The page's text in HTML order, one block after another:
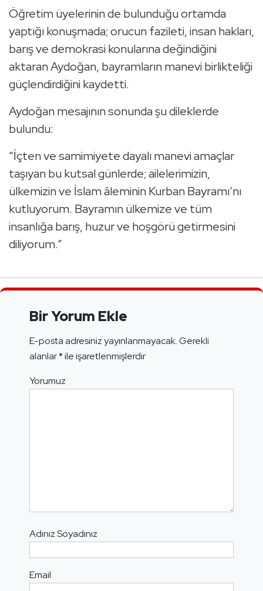
Öğretim üyelerinin de bulunduğu ortamda
yaptığı konuşmada; orucun fazileti, insan hakları,
barış ve demokrasi konularına değindiğini
aktaran Aydoğan, bayramların manevi birlikteliği
güçlendirdiğini kaydetti.
Aydoğan mesajının sonunda şu dileklerde
bulundu:
“İçten ve samimiyete dayalı manevi amaçlar
taşıyan bu kutsal günlerde; ailelerimizin,
ülkemizin ve İslam âleminin Kurban Bayramı’nı
kutluyorum. Bayramın ülkemize ve tüm
insanlığa barış, huzur ve hoşgörü getirmesini
diliyorum.”
Bir Yorum Ekle
E-posta adresiniz yayınlanmayacak.Gerekli
alanlar*ile işaretlenmişlerdir
Yorumuz
Adınız Soyadınız
Email